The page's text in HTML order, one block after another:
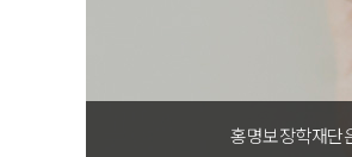
홍명보장학재단